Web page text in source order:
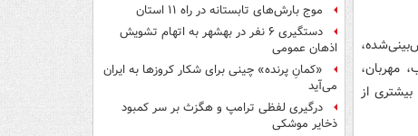
مهربان،
از
موج بارش‌های تابستانه در راه ۱۱ استان
دستگیری ۶ نفر در بهشهر به اتهام تشویش
اذهان عمومی
«کمانِ پرنده» چینی برای شکار کروزها به ایران
می‌آید
درگیری لفظی ترامپ و هگزث بر سر کمبود
ذخایر موشکی